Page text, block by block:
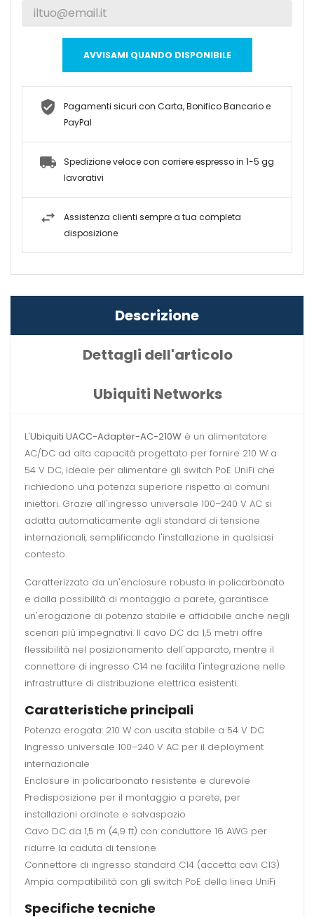
AVVISAMI QUANDO DISPONIBILE
Pagamenti sicuri con Carta, Bonifico Bancario e
PayPal
Spedizione veloce con corriere espresso in 1-5 gg
lavorativi
Assistenza clienti sempre a tua completa
disposizione
Descrizione
Dettagli dell'articolo
Ubiquiti Networks
L'Ubiquiti UACC-Adapter-AC-210W è un alimentatore
AC/DC ad alta capacità progettato per fornire 210 W a
54 V DC, ideale per alimentare gli switch PoE UniFi che
richiedono una potenza superiore rispetto ai comuni
iniettori. Grazie all'ingresso universale 100–240 V AC si
adatta automaticamente agli standard di tensione
internazionali, semplificando l'installazione in qualsiasi
contesto.
Caratterizzato da un'enclosure robusta in policarbonato
e dalla possibilità di montaggio a parete, garantisce
un'erogazione di potenza stabile e affidabile anche negli
scenari più impegnativi. Il cavo DC da 1,5 metri offre
flessibilità nel posizionamento dell'apparato, mentre il
connettore di ingresso C14 ne facilita l'integrazione nelle
infrastrutture di distribuzione elettrica esistenti.
Caratteristiche principali
Potenza erogata: 210 W con uscita stabile a 54 V DC
Ingresso universale 100–240 V AC per il deployment
internazionale
Enclosure in policarbonato resistente e durevole
Predisposizione per il montaggio a parete, per
installazioni ordinate e salvaspazio
Cavo DC da 1,5 m (4,9 ft) con conduttore 16 AWG per
ridurre la caduta di tensione
Connettore di ingresso standard C14 (accetta cavi C13)
Ampia compatibilità con gli switch PoE della linea UniFi
Specifiche tecniche